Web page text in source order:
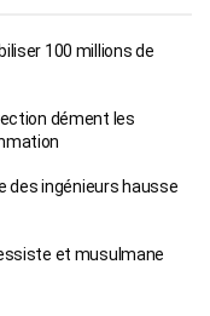
100 millions de
dément les
des ingénieurs hausse
et musulmane